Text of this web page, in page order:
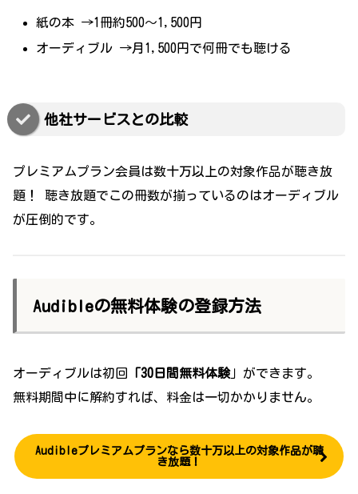
紙の本 →1冊約500～1,500円
オーディブル →月1,500円で何冊でも聴ける
他社サービスとの比較
プレミアムプラン会員は数十万以上の対象作品が聴き放
題！ 聴き放題でこの冊数が揃っているのはオーディブル
が圧倒的です。
Audibleの無料体験の登録方法
オーディブルは初回 「30日間無料体験」ができます。
無料期間中に解約すれば、料金は一切かかりません。
Audibleプレミアムプランなら数十万以上の対象作品が聴
き放題！